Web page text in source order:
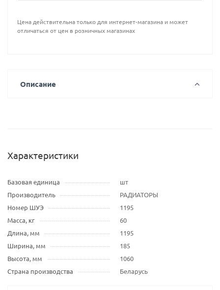
Цена действительна только для интернет-магазина и может
отличаться от цен в розничных магазинах
Описание
Характеристики
Базовая единица
шт
Производитель
РАДИАТОРЫ
Номер ШУЭ
1195
Масса, кг
60
Длина, мм
1195
Ширина, мм
185
Высота, мм
1060
Страна производства
Беларусь